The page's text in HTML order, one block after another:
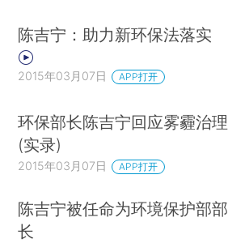
陈吉宁：助力新环保法落实
2015年03月07日 APP打开
环保部长陈吉宁回应雾霾治理
(实录)
2015年03月07日 APP打开
陈吉宁被任命为环境保护部部
长